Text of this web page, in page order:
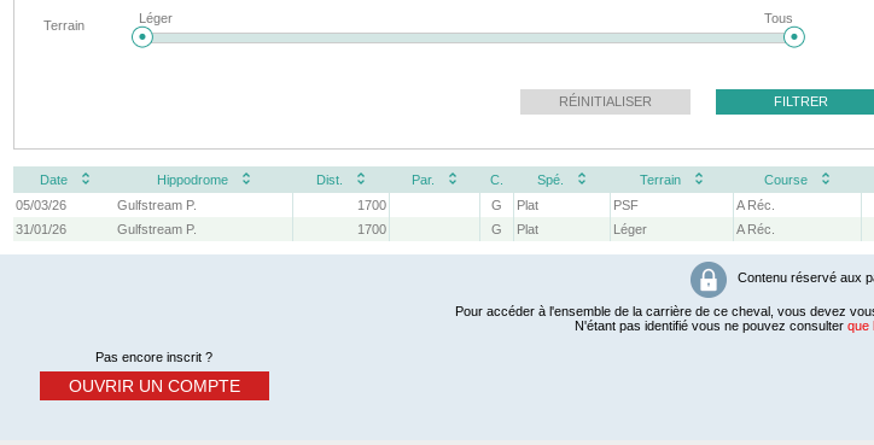
Terrain Léger Tous
RÉINITIALISER FILTRER
Date Hippodrome Dist. Par. C. Spé. Terrain Course
05/03/26
Gulfstream P. 1700 G Plat PSF A Réc.
31/01/26
Gulfstream P. 1700 G Plat Léger A Réc.
Contenu réservé aux
Pour accéder à l'ensemble de la carrière de ce cheval, vous devez
N'étant pas identifié vous ne pouvez consulter que
Pas encore inscrit ?
OUVRIR UN COMPTE